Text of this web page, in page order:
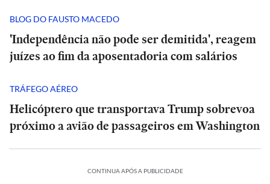
BLOG DO FAUSTO MACEDO
'Independência não pode ser demitida', reagem
juízes ao fim da aposentadoria com salários
TRÁFEGO AÉREO
Helicóptero que transportava Trump sobrevoa
próximo a avião de passageiros em Washington
CONTINUA APÓS A PUBLICIDADE